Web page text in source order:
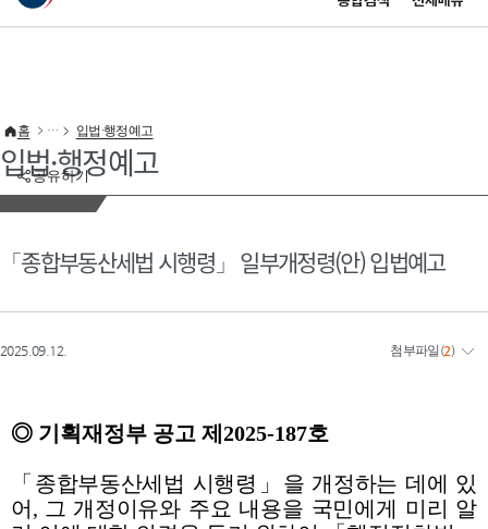
이 누리집은 대한민국 공식 전자정부 누리집입니다.
공유하기
홈 입법·행정예고
입법·행정예고
「종합부동산세법 시행령」 일부개정령(안) 입법예고
2025.09.12. 첨부파일 (2)